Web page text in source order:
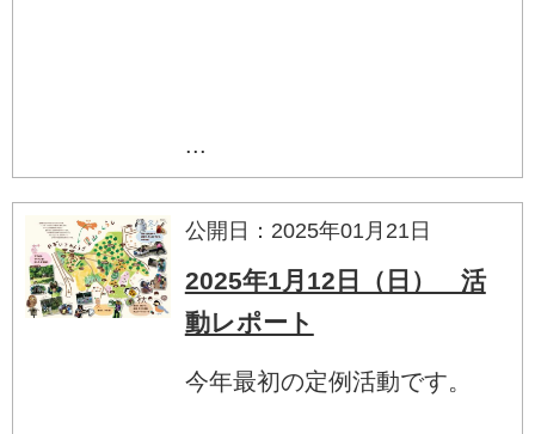
...
公開日：2025年01月21日
2025年1月12日（日） 活
動レポート
今年最初の定例活動です。